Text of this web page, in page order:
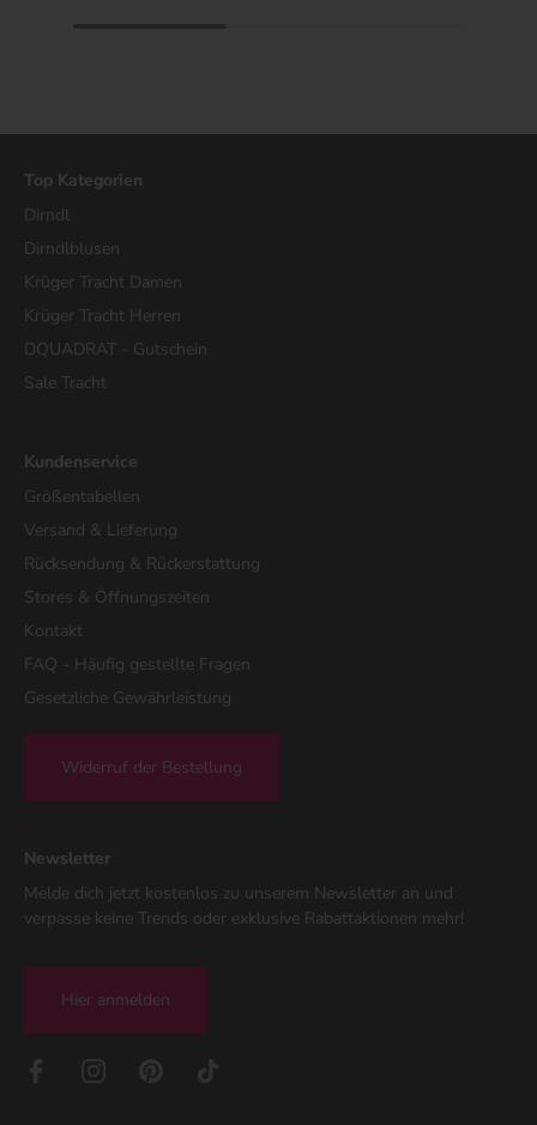
Top Kategorien
Dirndl
Dirndlblusen
Krüger Tracht Damen
Krüger Tracht Herren
DQUADRAT - Gutschein
Sale Tracht
Kundenservice
Größentabellen
Versand & Lieferung
Rücksendung & Rückerstattung
Stores & Öffnungszeiten
Kontakt
FAQ - Häufig gestellte Fragen
Gesetzliche Gewährleistung
Widerruf der Bestellung
Newsletter
Melde dich jetzt kostenlos zu unserem Newsletter an und
verpasse keine Trends oder exklusive Rabattaktionen mehr!
Hier anmelden